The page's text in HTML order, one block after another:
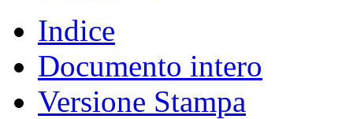
Indice
Documento intero
Versione Stampa